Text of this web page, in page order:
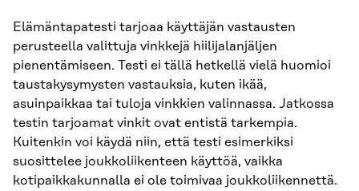
Elämäntapatesti tarjoaa käyttäjän vastausten
perusteella valittuja vinkkejä hiilijalanjäljen
pienentämiseen. Testi ei tällä hetkellä vielä huomioi
taustakysymysten vastauksia, kuten ikää,
asuinpaikkaa tai tuloja vinkkien valinnassa. Jatkossa
testin tarjoamat vinkit ovat entistä tarkempia.
Kuitenkin voi käydä niin, että testi esimerkiksi
suosittelee joukkoliikenteen käyttöä, vaikka
kotipaikkakunnalla ei ole toimivaa joukkoliikennettä.